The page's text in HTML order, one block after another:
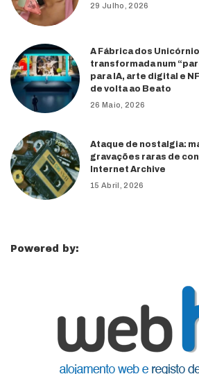
29 Julho, 2026
A Fábrica dos
transformada num
para IA, arte digital e
de volta ao Beato
26 Maio, 2026
Ataque de nostalgia:
gravações raras de
Internet Archive
15 Abril, 2026
Powered by: